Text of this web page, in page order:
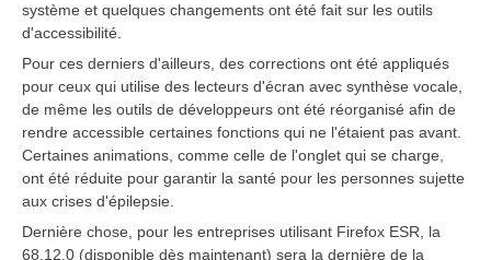
système et quelques changements ont été fait sur les outils
d'accessibilité.
Pour ces derniers d'ailleurs, des corrections ont été appliqués
pour ceux qui utilise des lecteurs d'écran avec synthèse vocale,
de même les outils de développeurs ont été réorganisé afin de
rendre accessible certaines fonctions qui ne l'étaient pas avant.
Certaines animations, comme celle de l'onglet qui se charge,
ont été réduite pour garantir la santé pour les personnes sujette
aux crises d'épilepsie.
Dernière chose, pour les entreprises utilisant Firefox ESR, la
68.12.0 (disponible dès maintenant) sera la dernière de la